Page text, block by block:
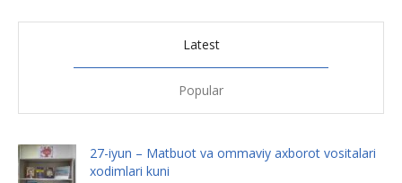
Latest
Popular
27-iyun – Matbuot va ommaviy axborot vositalari
xodimlari kuni